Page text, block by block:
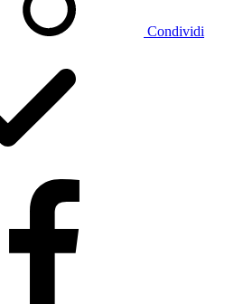
Condividi